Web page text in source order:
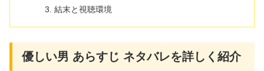
結末と視聴環境
優しい男 あらすじ ネタバレを詳しく紹介